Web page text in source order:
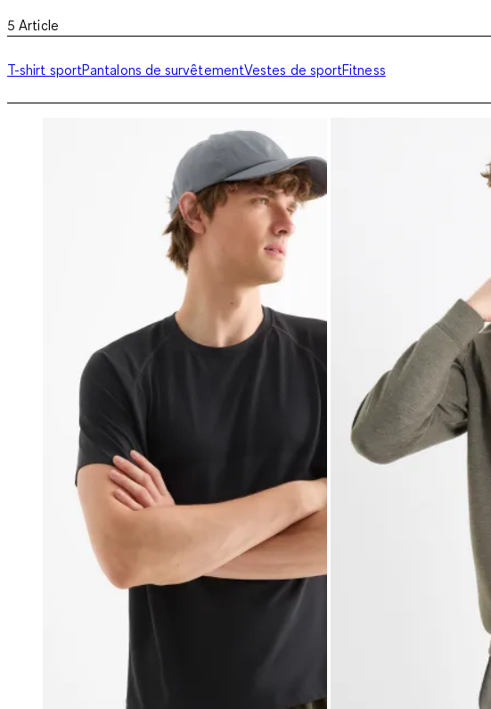
5 Article
T-shirt sportPantalons de survêtementVestes de sportFitness